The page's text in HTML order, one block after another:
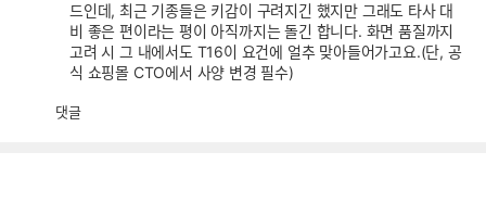
드인데, 최근 기종들은 키감이 구려지긴 했지만 그래도 타사 대
비 좋은 편이라는 평이 아직까지는 돌긴 합니다. 화면 품질까지
고려 시 그 내에서도 T16이 요건에 얼추 맞아들어가고요.(단, 공
식 쇼핑몰 CTO에서 사양 변경 필수)
댓글